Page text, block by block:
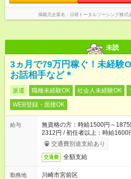
掲載元企業名 日研トータルソーシング株
未読
3ヵ月で79万円稼ぐ！未経験
お話相手など＊
派遣 職種未経験OK 社会人未経験OK
WEB登録・面接OK
給与
無資格の方：時給1500円～
2312円 / 初任者以上：時給1600
交通費別途支給あり
交通費 全額支給
勤務地
川崎市宮前区